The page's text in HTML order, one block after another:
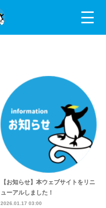
【お知らせ】本ウェブサイトをリニ
ューアルしました！
2026.01.17 03:00